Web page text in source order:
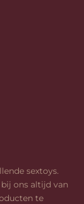
sextoys.
ons altijd van
te